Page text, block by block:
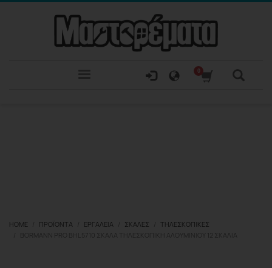
HOME ΠΡΟΪΌΝΤΑ ΕΡΓΑΛΕΊΑ ΣΚΆΛΕΣ
ΤΗΛΕΣΚΟΠΙΚΈΣ
BORMANN PRO BHL5710 ΣΚΆΛΑ ΤΗΛΕΣΚΟΠΙΚΉ ΑΛΟΥΜΙΝΊΟΥ 12 ΣΚΑΛΙΆ